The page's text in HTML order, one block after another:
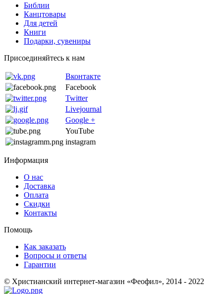
Библии
Канцтовары
Для детей
Книги
Подарки, сувениры
Присоединяйтесь к нам
Вконтакте
Facebook
Twitter
Livejournal
Google +
YouTube
instagram
Информация
О нас
Доставка
Оплата
Скидки
Контакты
Помощь
Как заказать
Вопросы и ответы
Гарантии
© Христианский интернет-магазин «Феофил», 2014 - 2022